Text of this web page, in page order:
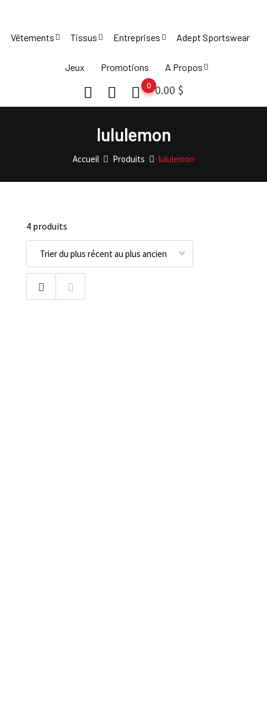
content
Vêtements Tissus Entreprises Adept Sportswear
Jeux Promotions A Propos
0.00 $
0
lululemon
Accueil Produits lululemon
4 produits